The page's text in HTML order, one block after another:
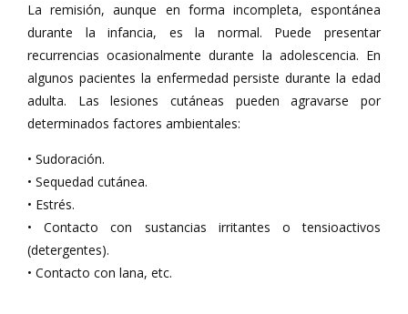
La remisión, aunque en forma incompleta, espontánea
durante la infancia, es la normal. Puede presentar
recurrencias ocasionalmente durante la adolescencia. En
algunos pacientes la enfermedad persiste durante la edad
adulta. Las lesiones cutáneas pueden agravarse por
determinados factores ambientales:
• Sudoración.
• Sequedad cutánea.
• Estrés.
• Contacto con sustancias irritantes o tensioactivos
(detergentes).
• Contacto con lana, etc.